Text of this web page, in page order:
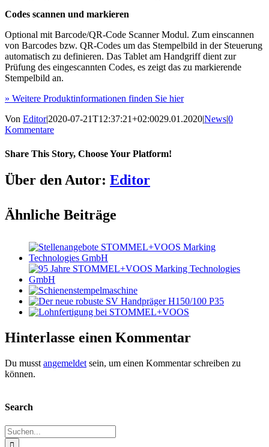
Codes scannen und markieren
Optional mit Barcode/QR-Code Scanner Modul. Zum einscannen
von Barcodes bzw. QR-Codes um das Stempelbild in der Steuerung
automatisch zu definieren. Das Tablet am Handgriff dient zur
Prüfung des eingescannten Codes, es zeigt das zu markierende
Stempelbild an.
» Weitere Produktinformationen finden Sie hier
Von Editor|2020-07-21T12:37:21+02:0029.01.2020|News|0
Kommentare
Share This Story, Choose Your Platform!
Facebook
Twitter
Reddit
LinkedIn
WhatsApp
Tumblr
Pinterest
Vk
E-
Mail
Über den Autor: Editor
Ähnliche Beiträge
Hinterlasse einen Kommentar
Du musst angemeldet sein, um einen Kommentar schreiben zu
können.
Search
Suche
nach: